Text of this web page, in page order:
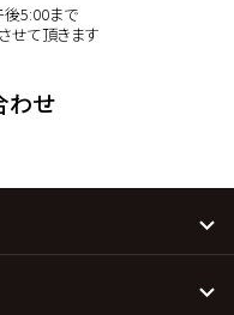
5:00まで
せて頂きます
わせ